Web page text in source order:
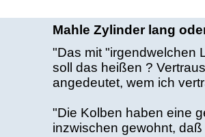
Mahle Zylinder lang
"Das mit "irgendwelchen
soll das heißen ?
angedeutet, wem ich
"Die Kolben haben eine
inzwischen gewohnt,